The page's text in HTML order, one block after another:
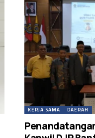
KERJA SAMA DAERAH